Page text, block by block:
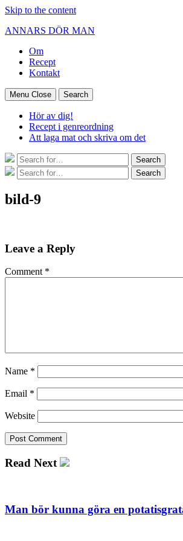
Skip to the content
ANNARS DÖR MAN
Om
Recept
Kontakt
Menu Close Search
Hör av dig!
Recept i genreordning
Att laga mat och skriva om det
Search
for:
Search
Search
for:
Search
bild-9
Leave a Reply
Comment *
Name *
Email *
Website
Read Next
Man bör kunna göra en